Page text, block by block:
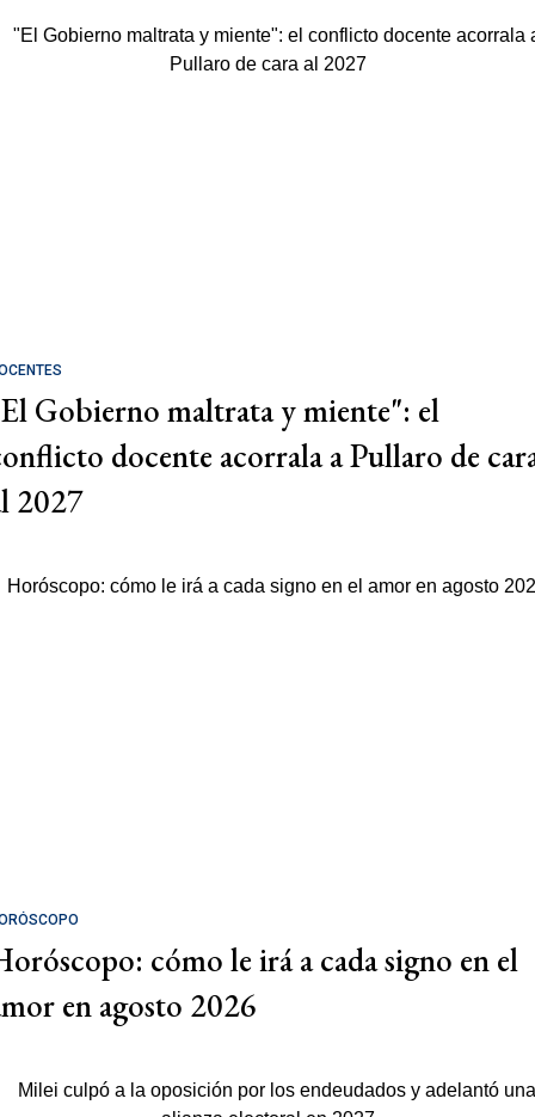
Gobierno maltrata y miente": el
docente acorrala a Pullaro de
2027
cómo le irá a cada signo en el
en agosto 2026